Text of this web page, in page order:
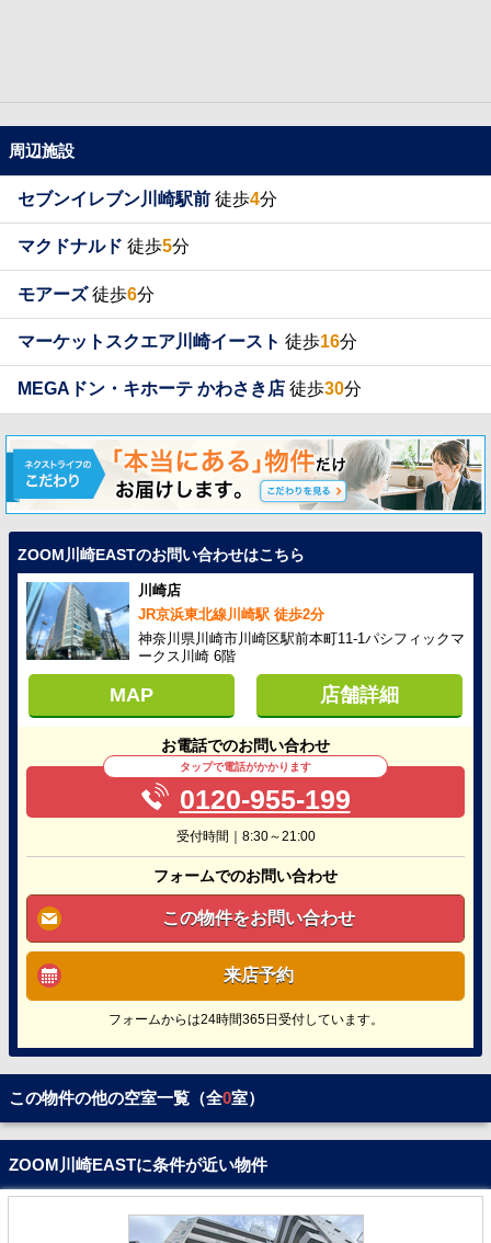
周辺施設
セブンイレブン川崎駅前 徒歩4分
マクドナルド 徒歩5分
モアーズ徒歩6分
マーケットスクエア川崎イースト 徒歩16分
MEGAドン・キホーテ かわさき店 徒歩30分
ZOOM川崎EASTのお問い合わせはこちら
川崎店
JR京浜東北線川崎駅 徒歩2分
神奈川県川崎市川崎区駅前本町11-1パシフィックマ
ークス川崎 6階
MAP 店舗詳細
お電話でのお問い合わせ
タップで電話がかかります
0120-955-199
受付時間｜8:30～21:00
フォームでのお問い合わせ
この物件をお問い合わせ
来店予約
フォームからは24時間365日受付しています。
この物件の他の空室一覧（全0室）
ZOOM川崎EASTに条件が近い物件